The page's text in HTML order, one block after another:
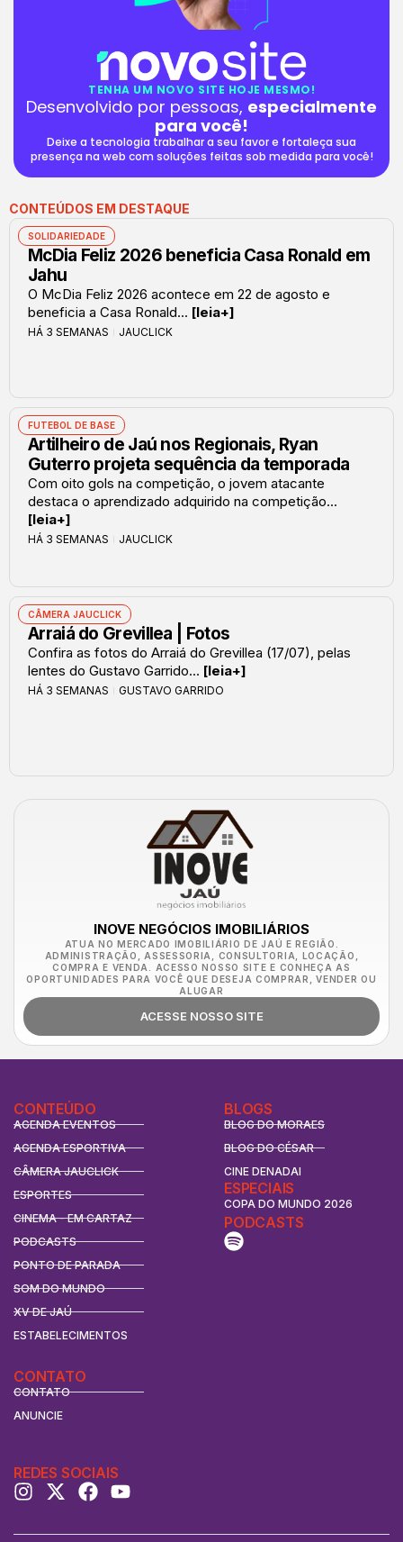
TENHA UM NOVO SITE HOJE MESMO!
Desenvolvido por pessoas, especialmente
para você!
Deixe a tecnologia trabalhar a seu favor e fortaleça sua
presença na web com soluções feitas sob medida para você!
CONTEÚDOS EM DESTAQUE
SOLIDARIEDADE
McDia Feliz 2026 beneficia Casa Ronald em
Jahu
O McDia Feliz 2026 acontece em 22 de agosto e
beneficia a Casa Ronald... [leia+]
HÁ 3 SEMANAS JAUCLICK
FUTEBOL DE BASE
Artilheiro de Jaú nos Regionais, Ryan
Guterro projeta sequência da temporada
Com oito gols na competição, o jovem atacante
destaca o aprendizado adquirido na competição...
[leia+]
HÁ 3 SEMANAS JAUCLICK
CÂMERA JAUCLICK
Arraiá do Grevillea | Fotos
Confira as fotos do Arraiá do Grevillea (17/07), pelas
lentes do Gustavo Garrido... [leia+]
HÁ 3 SEMANAS GUSTAVO GARRIDO
INOVE NEGÓCIOS IMOBILIÁRIOS
ATUA NO MERCADO IMOBILIÁRIO DE JAÚ E REGIÃO.
ADMINISTRAÇÃO, ASSESSORIA, CONSULTORIA, LOCAÇÃO,
COMPRA E VENDA. ACESSO NOSSO SITE E CONHEÇA AS
OPORTUNIDADES PARA VOCÊ QUE DESEJA COMPRAR, VENDER OU
ALUGAR
ACESSE NOSSO SITE
CONTEÚDO
AGENDA EVENTOS
AGENDA ESPORTIVA
CÂMERA JAUCLICK
ESPORTES
CINEMA - EM CARTAZ
PODCASTS
PONTO DE PARADA
SOM DO MUNDO
XV DE JAÚ
ESTABELECIMENTOS
BLOGS
BLOG DO MORAES
BLOG DO CÉSAR
CINE DENADAI
ESPECIAIS
COPA DO MUNDO 2026
CONTATO
CONTATO
ANUNCIE
PODCASTS
REDES SOCIAIS